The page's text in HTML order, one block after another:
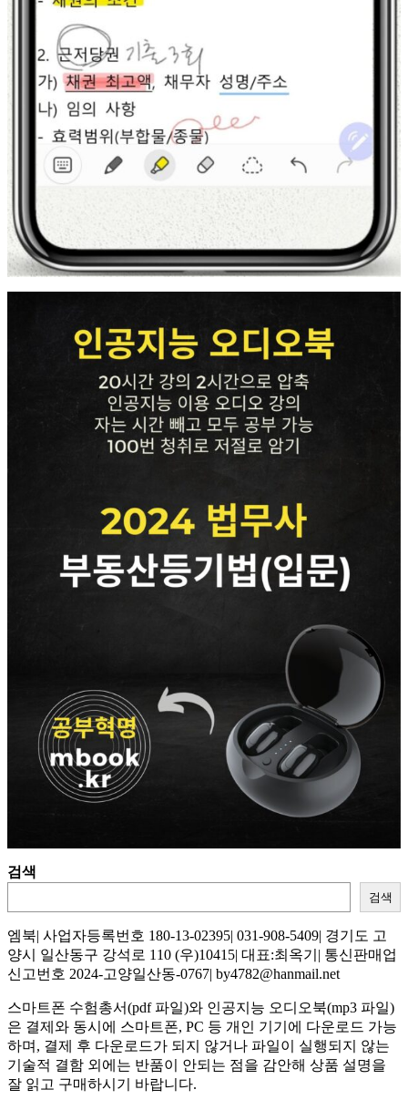
검색
검색
엠북| 사업자등록번호 180-13-02395| 031-908-5409| 경기도 고
양시 일산동구 강석로 110 (우)10415| 대표:최옥기| 통신판매업
신고번호 2024-고양일산동-0767| by4782@hanmail.net
스마트폰 수험총서(pdf 파일)와 인공지능 오디오북(mp3 파일)
은 결제와 동시에 스마트폰, PC 등 개인 기기에 다운로드 가능
하며, 결제 후 다운로드가 되지 않거나 파일이 실행되지 않는
기술적 결함 외에는 반품이 안되는 점을 감안해 상품 설명을
잘 읽고 구매하시기 바랍니다.